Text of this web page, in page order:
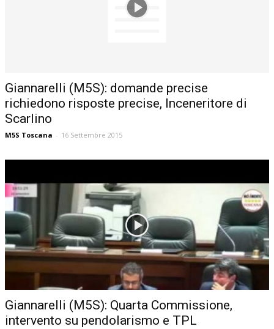
Giannarelli (M5S): domande precise
richiedono risposte precise, Inceneritore di
Scarlino
M5S Toscana - 16 Settembre 2015
Giannarelli (M5S): Quarta Commissione,
intervento su pendolarismo e TPL